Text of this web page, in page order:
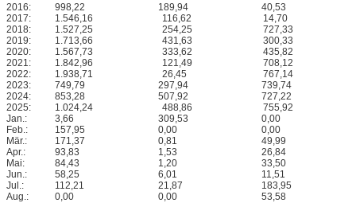
2016: 998,22 189,94
40,53
2017:
1.546,16 116,62
14,70
2018:
1.527,25 254,25
727,33
2019:
1.713,66 431,63
300,33
2020:
1.567,73 333,62
435,82
2021:
1.842,96 121,49
708,12
2022:
1.938,71 26,45
767,14
2023:
749,79 297,94
739,74
2024:
853,28 507,92
727,22
2025:
1.024,24 488,86
755,92
Jan.:
3,66 309,53
0,00
Feb.:
157,95 0,00
0,00
Mär.:
171,37 0,81
49,99
Apr.:
93,83 1,53
26,84
Mai:
84,43 1,20
33,50
Jun.:
58,25 6,01
11,51
Jul.:
112,21 21,87
183,95
Aug.:
0,00 0,00
53,58